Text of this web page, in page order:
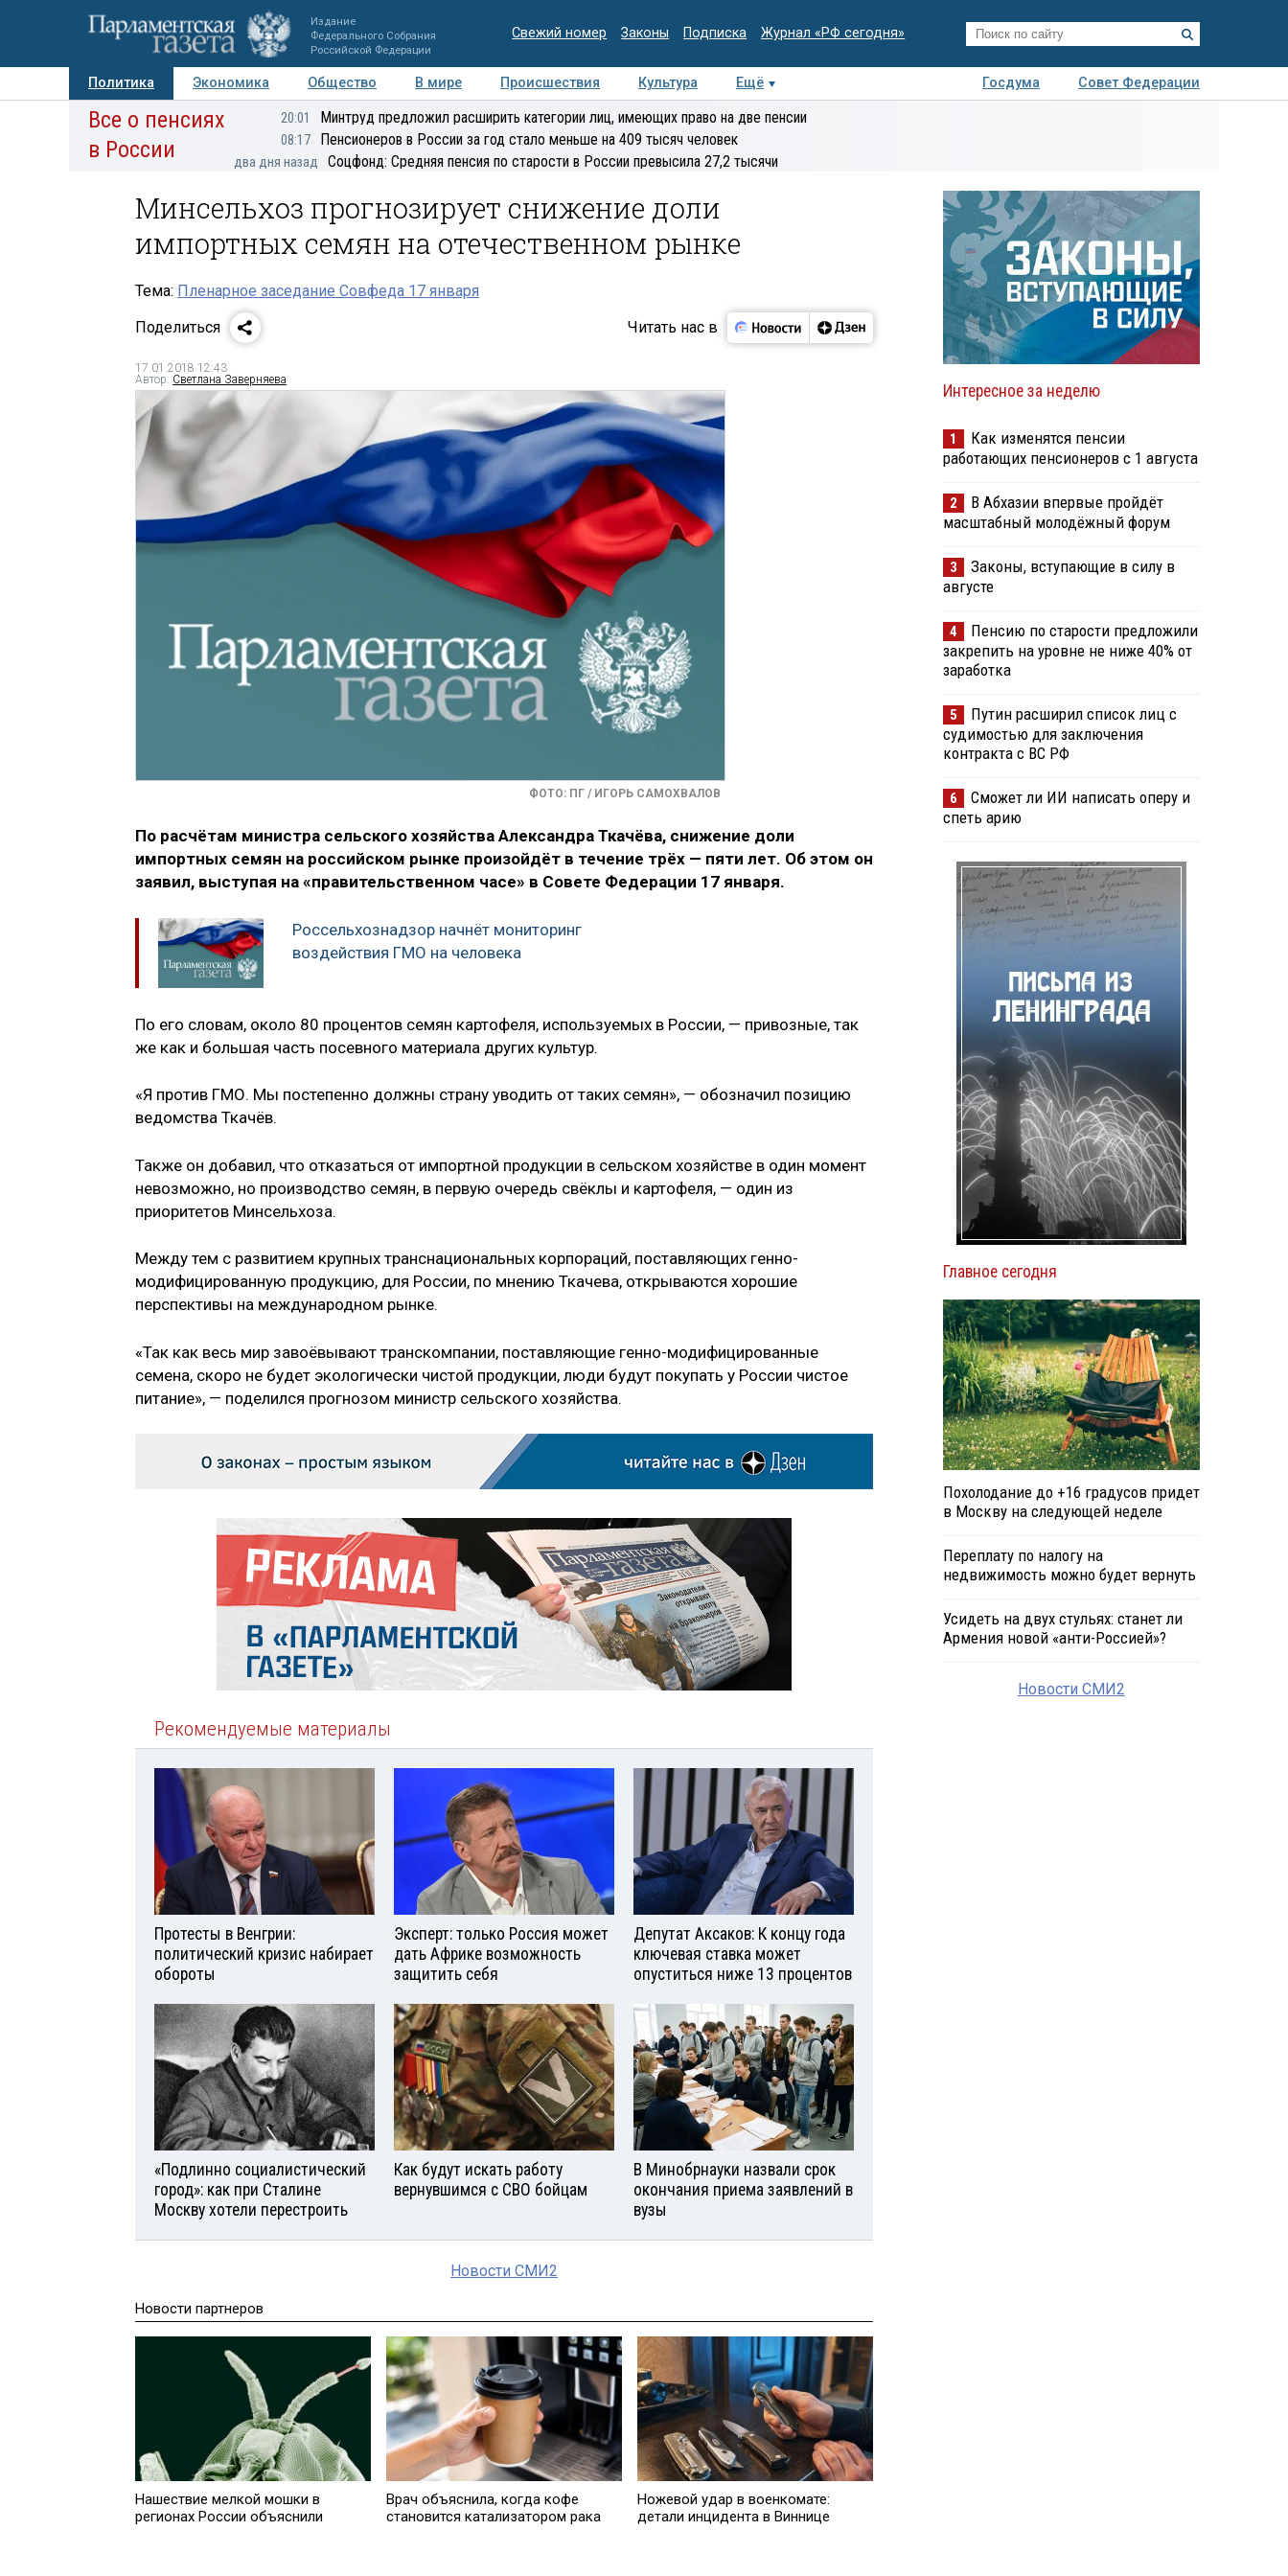
Издание
Федерального Собрания
Российской Федерации
Свежий номер Законы Подписка Журнал «РФ сегодня»
Политика Экономика Общество В мире Происшествия Культура Ещё Госдума
Совет Федерации
Авторы Персоны Мнения Регионы Медиацентр Интервью Колумнисты
Деловая
Все о пенсиях
в России
20:01 Минтруд предложил расширить категории лиц, имеющих право на две пенсии
08:17 Пенсионеров в России за год стало меньше на 409 тысяч человек
два дня назад Соцфонд: Средняя пенсия по старости в России превысила 27,2 тысячи
Минсельхоз прогнозирует снижение доли
импортных семян на отечественном рынке
Тема: Пленарное заседание Совфеда 17 января
Поделиться
Читать нас в
17.01.2018 12:43
Автор: Светлана Заверняева
ФОТО: ПГ / ИГОРЬ САМОХВАЛОВ
По расчётам министра сельского хозяйства Александра Ткачёва, снижение доли
импортных семян на российском рынке произойдёт в течение трёх — пяти лет. Об этом он
заявил, выступая на «правительственном часе» в Совете Федерации 17 января.
Россельхознадзор начнёт мониторинг
воздействия ГМО на человека
По его словам, около 80 процентов семян картофеля, используемых в России, — привозные, так
же как и большая часть посевного материала других культур.
«Я против ГМО. Мы постепенно должны страну уводить от таких семян», — обозначил позицию
ведомства Ткачёв.
Также он добавил, что отказаться от импортной продукции в сельском хозяйстве в один момент
невозможно, но производство семян, в первую очередь свёклы и картофеля, — один из
приоритетов Минсельхоза.
Между тем с развитием крупных транснациональных корпораций, поставляющих генно-
модифицированную продукцию, для России, по мнению Ткачева, открываются хорошие
перспективы на международном рынке.
«Так как весь мир завоёвывают транскомпании, поставляющие генно-модифицированные
семена, скоро не будет экологически чистой продукции, люди будут покупать у России чистое
питание», — поделился прогнозом министр сельского хозяйства.
Рекомендуемые материалы
Протесты в Венгрии:
политический кризис набирает
обороты
Эксперт: только Россия может
дать Африке возможность
защитить себя
Депутат Аксаков: К концу года
ключевая ставка может
опуститься ниже 13 процентов
«Подлинно социалистический
город»: как при Сталине
Москву хотели перестроить
Как будут искать работу
вернувшимся с СВО бойцам
В Минобрнауки назвали срок
окончания приема заявлений в
вузы
Новости СМИ2
Новости партнеров
Нашествие мелкой мошки в
регионах России объяснили
Врач объяснила, когда кофе
становится катализатором рака
Ножевой удар в военкомате:
детали инцидента в Виннице
Интересное за неделю
1
Как изменятся пенсии
работающих пенсионеров с 1 августа
2
В Абхазии впервые пройдёт
масштабный молодёжный форум
3
Законы, вступающие в силу в
августе
4
Пенсию по старости предложили
закрепить на уровне не ниже 40% от
заработка
5
Путин расширил список лиц с
судимостью для заключения
контракта с ВС РФ
6
Сможет ли ИИ написать оперу и
спеть арию
Главное сегодня
Похолодание до +16 градусов придет
в Москву на следующей неделе
Переплату по налогу на
недвижимость можно будет вернуть
Усидеть на двух стульях: станет ли
Армения новой «анти-Россией»?
Новости СМИ2